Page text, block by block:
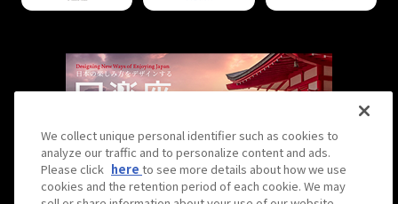
We collect unique personal identifier such as cookies to
analyze our traffic and to personalize content and ads.
Please click here to see more details about how we use
cookies and the retention period of each cookie. We may